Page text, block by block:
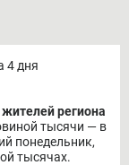
4 дня
региона
тысячи — в
понедельник,
тысячах.